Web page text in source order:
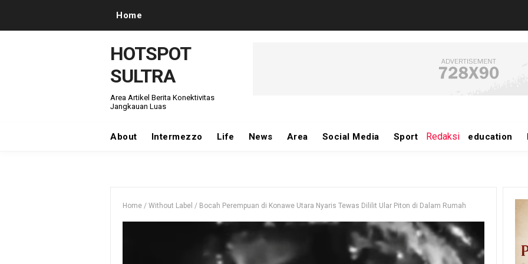
Home
HOTSPOT
SULTRA
Area Artikel Berita Konektivitas
Jangkauan Luas
About Intermezzo Life News Area Social Media Sport Redaksi education
Home / Without Label / Bocah Perempuan di Konawe Utara Nyaris Tewas Dililit Ular Piton di Dalam Rumah